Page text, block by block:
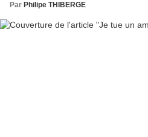
Par Philipe THIBERGE